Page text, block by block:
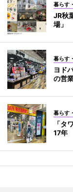
暮らす
JR秋
場」
暮らす
ヨド
の営
暮らす
「タ
17年